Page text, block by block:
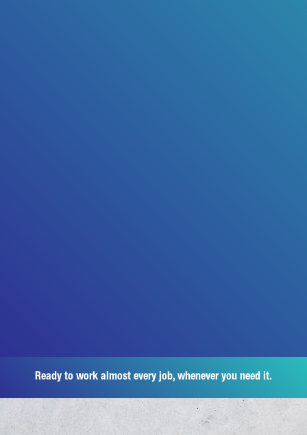
Ready to work almost every job, whenever you need it.